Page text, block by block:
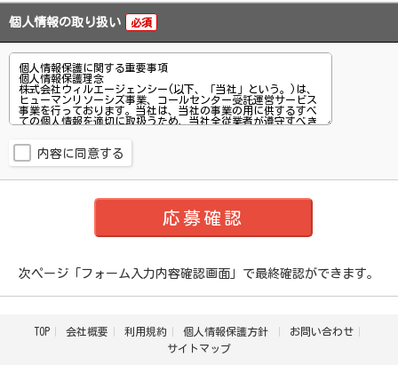
個人情報の取り扱い 必須
内容に同意する
次ページ「フォーム入力内容確認画面」で最終確認ができます。
TOP 会社概要 利用規約 個人情報保護方針
お問い合わせ
サイトマップ